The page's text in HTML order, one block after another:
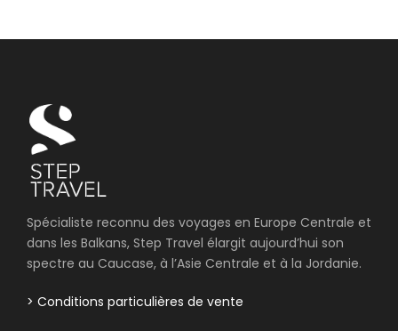
Spécialiste reconnu des voyages en Europe Centrale et
dans les Balkans, Step Travel élargit aujourd’hui son
spectre au Caucase, à l’Asie Centrale et à la Jordanie.
> Conditions particulières de vente